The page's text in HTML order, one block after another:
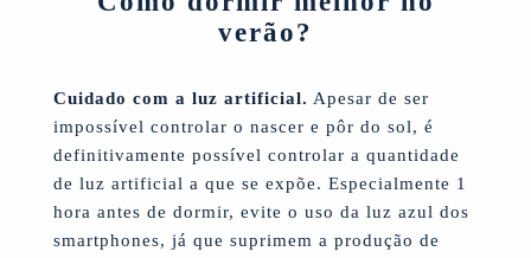
verão?
Cuidado com a luz artificial. Apesar de ser
impossível controlar o nascer e pôr do sol, é
definitivamente possível controlar a quantidade
de luz artificial a que se expõe. Especialmente 1
hora antes de dormir, evite o uso da luz azul dos
smartphones, já que suprimem a produção de